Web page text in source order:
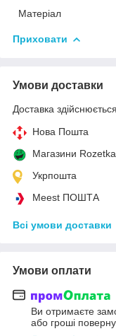
Матеріал
Приховати
Умови доставки
Доставка
Нова Пошта
Магазини Rozetka
Укрпошта
Meest ПОШТА
Всі умови доставки
Умови оплати
Ви отримаєте
або гроші